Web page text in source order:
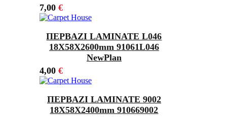
7,00 €
ΠΕΡΒΑΖΙ LAMINATE L046
18Χ58X2600mm 91061L046
NewPlan
4,00 €
ΠΕΡΒΑΖΙ LAMINATE 9002
18X58X2400mm 910669002